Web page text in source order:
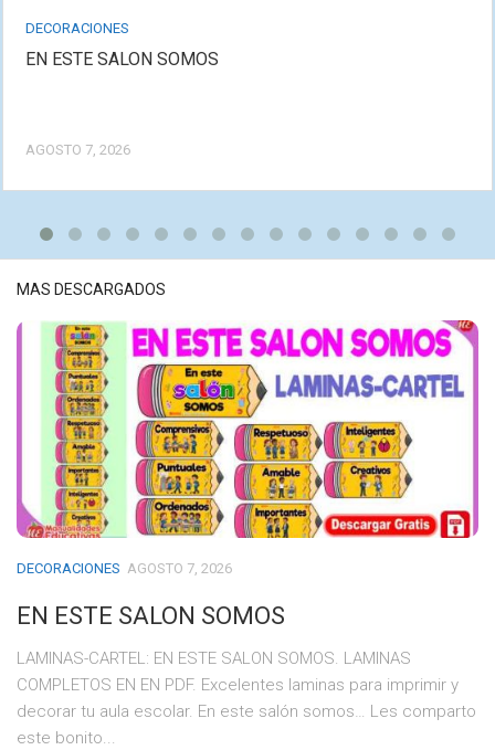
DECORACIONES
EN ESTE SALON SOMOS
AGOSTO 7, 2026
MAS DESCARGADOS
DECORACIONES AGOSTO 7, 2026
EN ESTE SALON SOMOS
LAMINAS-CARTEL: EN ESTE SALON SOMOS. LAMINAS
COMPLETOS EN EN PDF. Excelentes laminas para imprimir y
decorar tu aula escolar. En este salón somos… Les comparto
este bonito...